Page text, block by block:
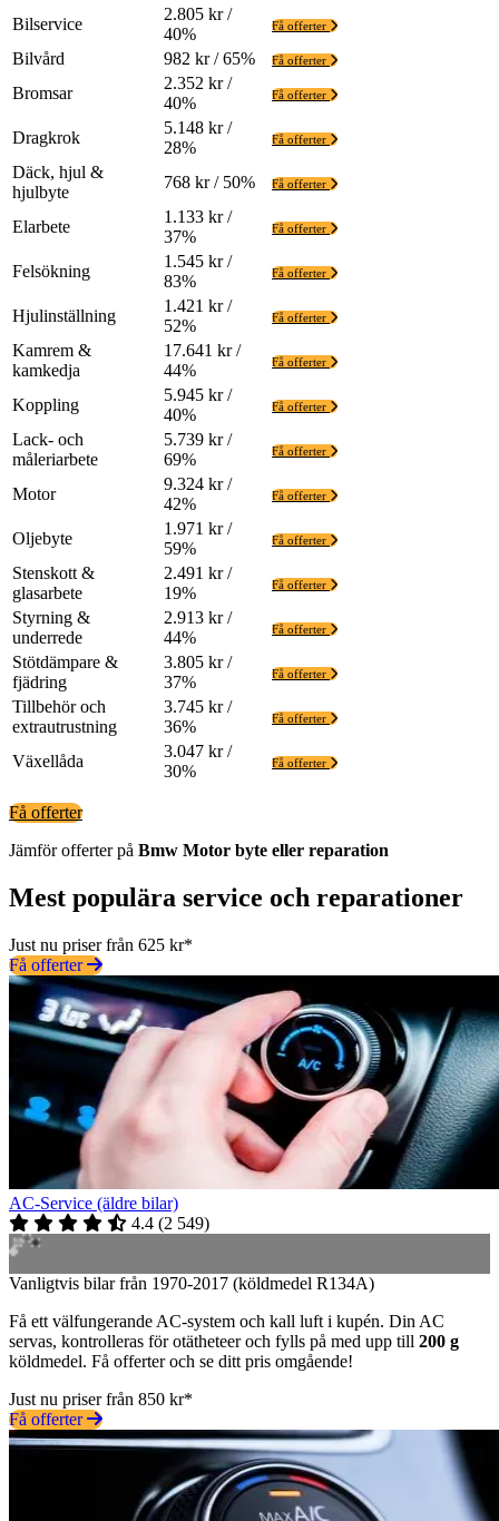
Bilservice
2.805 kr /
40%
Få offerter
Bilvård 982 kr / 65% Få offerter
Bromsar
2.352 kr /
40%
Få offerter
Dragkrok
5.148 kr /
28%
Få offerter
Däck, hjul &
hjulbyte
768 kr / 50% Få offerter
Elarbete
1.133 kr /
37%
Få offerter
Felsökning
1.545 kr /
83%
Få offerter
Hjulinställning
1.421 kr /
52%
Få offerter
Kamrem &
kamkedja
17.641 kr /
44%
Få offerter
Koppling
5.945 kr /
40%
Få offerter
Lack- och
måleriarbete
5.739 kr /
69%
Få offerter
Motor
9.324 kr /
42%
Få offerter
Oljebyte
1.971 kr /
59%
Få offerter
Stenskott &
glasarbete
2.491 kr /
19%
Få offerter
Styrning &
underrede
2.913 kr /
44%
Få offerter
Stötdämpare &
fjädring
3.805 kr /
37%
Få offerter
Tillbehör och
extrautrustning
3.745 kr /
36%
Få offerter
Växellåda
3.047 kr /
30%
Få offerter
Få offerter
Jämför offerter på Bmw Motor byte eller reparation
Mest populära service och reparationer
Just nu priser från 625 kr*
Få offerter
AC-Service (äldre bilar)
4.4 (2 549)
Vanligtvis bilar från 1970-2017 (köldmedel R134A)
Få ett välfungerande AC-system och kall luft i kupén. Din AC
servas, kontrolleras för otätheteer och fylls på med upp till 200 g
köldmedel. Få offerter och se ditt pris omgående!
Just nu priser från 850 kr*
Få offerter